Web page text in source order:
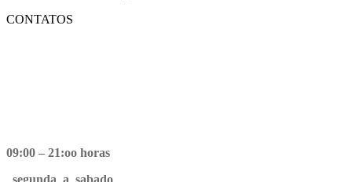
CONTATOS
09:00 – 21:oo horas
segunda a sabado